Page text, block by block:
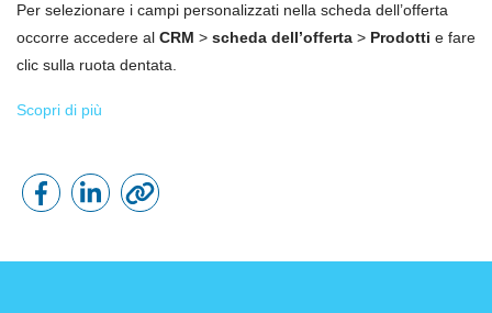
Per selezionare i campi personalizzati nella scheda dell’offerta
occorre accedere al CRM > scheda dell’offerta > Prodotti e fare
clic sulla ruota dentata.
Scopri di più